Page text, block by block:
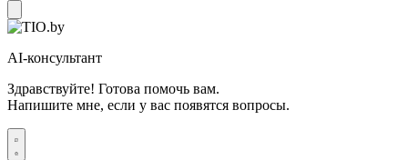
AI-консультант
Здравствуйте! Готова помочь вам.
Напишите мне, если у вас появятся вопросы.